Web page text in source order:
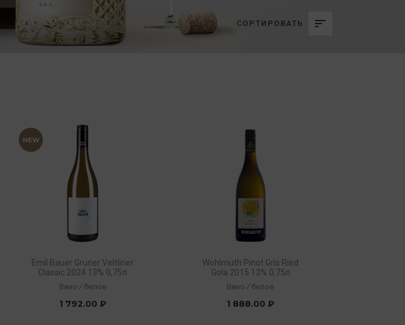
СОРТИРОВАТЬ
Emil Bauer Gruner Veltliner
Classic 2024 13% 0,75л
Вино / белое
1 792.00 ₽
Wohlmuth Pinot Gris Ried
Gola 2015 13% 0,75л
Вино / белое
1 888.00 ₽